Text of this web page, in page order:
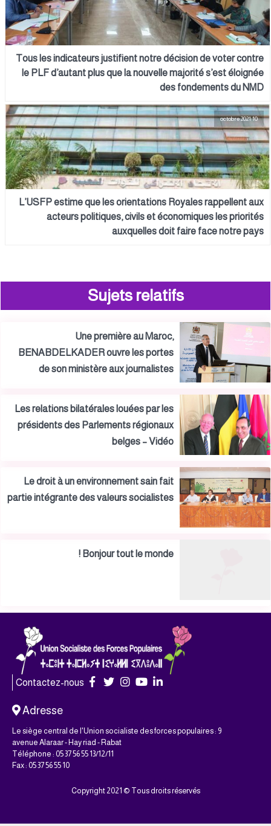
Tous les indicateurs justifient notre décision de voter contre
le PLF d’autant plus que la nouvelle majorité s’est éloignée
des fondements du NMD
10 octobre 2021
L’USFP estime que les orientations Royales rappellent aux
acteurs politiques, civils et économiques les priorités
auxquelles doit faire face notre pays
Sujets relatifs
Une première au Maroc,
BENABDELKADER ouvre les portes
de son ministère aux journalistes
Les relations bilatérales louées par les
présidents des Parlements régionaux
belges – Vidéo
Le droit à un environnement sain fait
partie intégrante des valeurs socialistes
Bonjour tout le monde !
Contactez-nous
Adresse
Le siège central de l'Union socialiste des forces populaires : 9
avenue Alaraar - Hay riad - Rabat
Téléphone : 05 37 56 55 13/12/11
Fax : 05 37 56 55 10
Copyright 2021 © Tous droits réservés